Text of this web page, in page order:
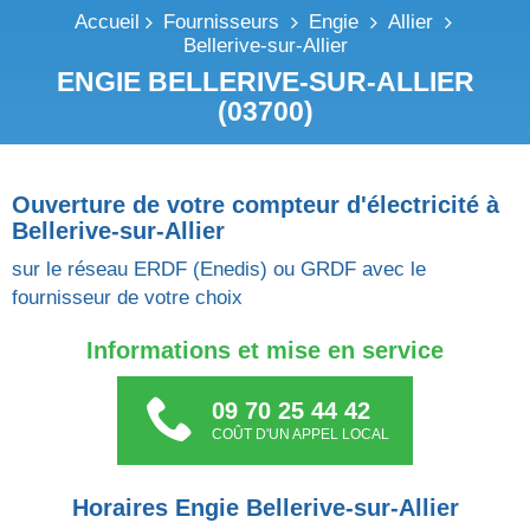
Accueil Fournisseurs Engie
Allier
Bellerive-sur-Allier
ENGIE BELLERIVE-SUR-ALLIER
(03700)
Ouverture de votre compteur d'électricité à
Bellerive-sur-Allier
sur le réseau ERDF (Enedis) ou GRDF avec le
fournisseur de votre choix
Informations et mise en service
09 70 25 44 42
COÛT D'UN APPEL LOCAL
Horaires Engie Bellerive-sur-Allier